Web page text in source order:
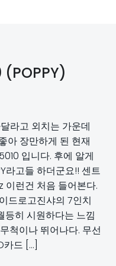
(POPPY)
라고 외치는 가운데
아 장만하게 된 현재
입니다. 후에 알게
라고들 하더군요!! 센트
이런건 처음 들어본다.
드로고진샤의 7인치
등히 시원하다는 느낌
척이나 뛰어나다. 무선
드 […]